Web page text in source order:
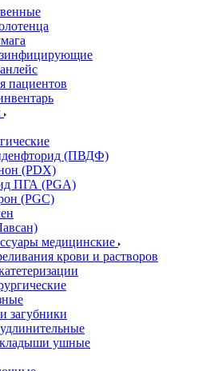
пациентов
(ПВДФ)
(PDX)
ПГА (PGA)
(PGC)
медицинские
крови и растворов
загубники
ушные